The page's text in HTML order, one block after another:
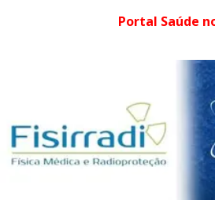
Portal Saúde